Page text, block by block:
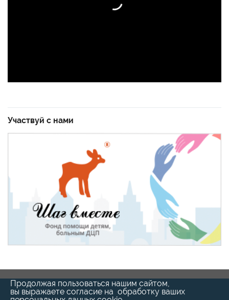
Участвуй с нами
Продолжая пользоваться нашим сайтом,
вы выражаете согласие на обработку ваших